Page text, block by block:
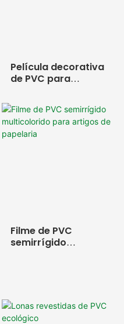
Película decorativa
de PVC para
Filme de PVC
semirrígido